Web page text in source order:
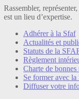
Rassembler,
est un lieu d’expertise.
Adhérer à la Sfaf
Actualités et
Statuts de la
Règlement
Charte de bonnes
Se former avec
Diffuser votre